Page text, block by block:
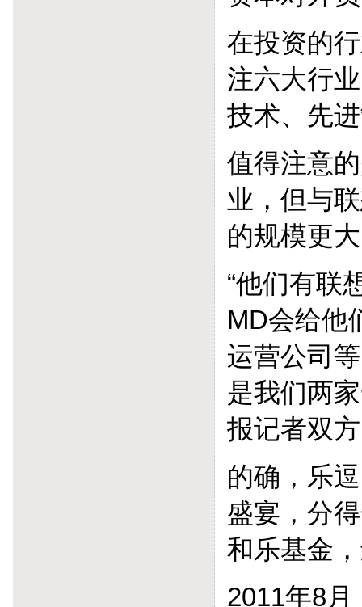
在投资的
注六大行
技术、先
值得注意
业，但与
的规模更
“他们有联
MD会给他
运营公司
是我们两
报记者双
的确，乐
盛宴，分
和乐基金
2011年8